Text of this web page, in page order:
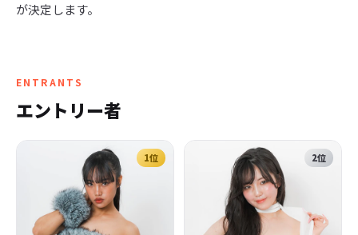
が決定します。
ENTRANTS
エントリー者
1位 2位